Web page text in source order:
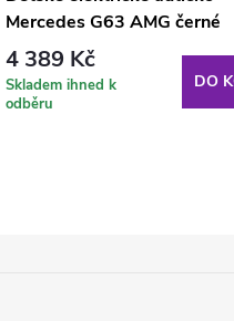
Mercedes G63 AMG černé
4 389 Kč
Skladem ihned k
odběru
DO